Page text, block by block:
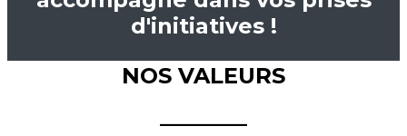
d'initiatives !
NOS VALEURS